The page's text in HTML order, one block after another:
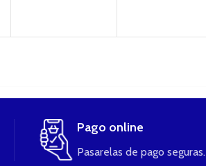
Pago online
Pasarelas de pago seguras.